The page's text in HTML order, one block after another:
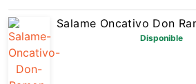
Salame Oncativo Don
Disponible